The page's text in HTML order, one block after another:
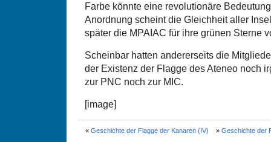
Farbe könnte eine revolutionäre
Anordnung scheint die Gleichheit aller
später die MPAIAC für ihre grünen Sterne
Scheinbar hatten andererseits die
der Existenz der Flagge des Ateneo noch
zur PNC noch zur MIC.
[image]
« Geschichte der Flagge der Kanaren (IV) » Geschichte der